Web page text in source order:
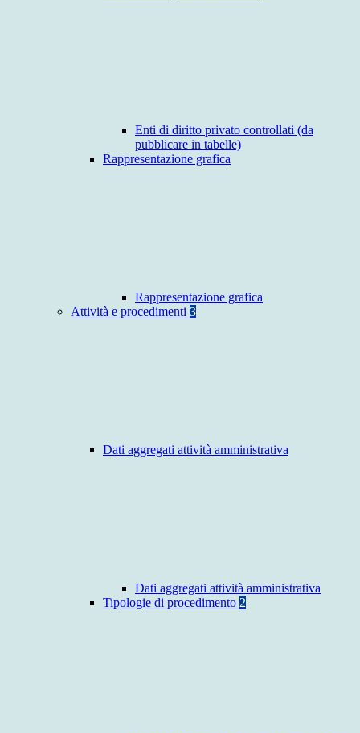
Enti di diritto privato controllati (da
pubblicare in tabelle)
Rappresentazione grafica
Rappresentazione grafica
Attività e procedimenti 3
Dati aggregati attività amministrativa
Dati aggregati attività amministrativa
Tipologie di procedimento 2